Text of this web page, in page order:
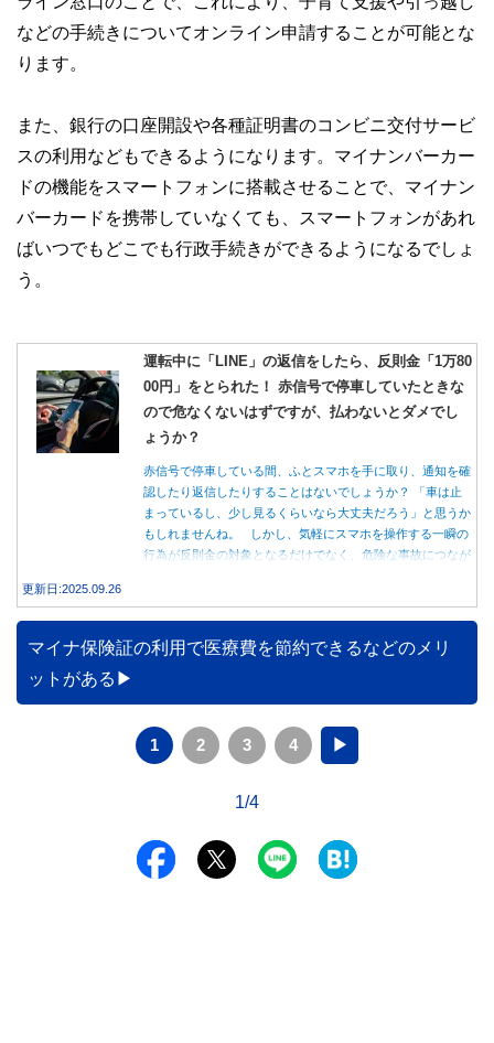
などの手続きについてオンライン申請することが可能とな
ります。
また、銀行の口座開設や各種証明書のコンビニ交付サービ
スの利用などもできるようになります。マイナンバーカー
ドの機能をスマートフォンに搭載させることで、マイナン
バーカードを携帯していなくても、スマートフォンがあれ
ばいつでもどこでも行政手続きができるようになるでしょ
う。
運転中に「LINE」の返信をしたら、反則金「1万80
00円」をとられた！ 赤信号で停車していたときな
ので危なくないはずですが、払わないとダメでし
ょうか？
赤信号で停車している間、ふとスマホを手に取り、通知を確
認したり返信したりすることはないでしょうか？ 「車は止
まっているし、少し見るくらいなら大丈夫だろう」と思うか
もしれませんね。 しかし、気軽にスマホを操作する一瞬の
行為が反則金の対象となるだけでなく、危険な事故につなが
更新日:2025.09.26
マイナ保険証の利用で医療費を節約できるなどのメリ
ットがある
1 2 3 4 ▶
1/4